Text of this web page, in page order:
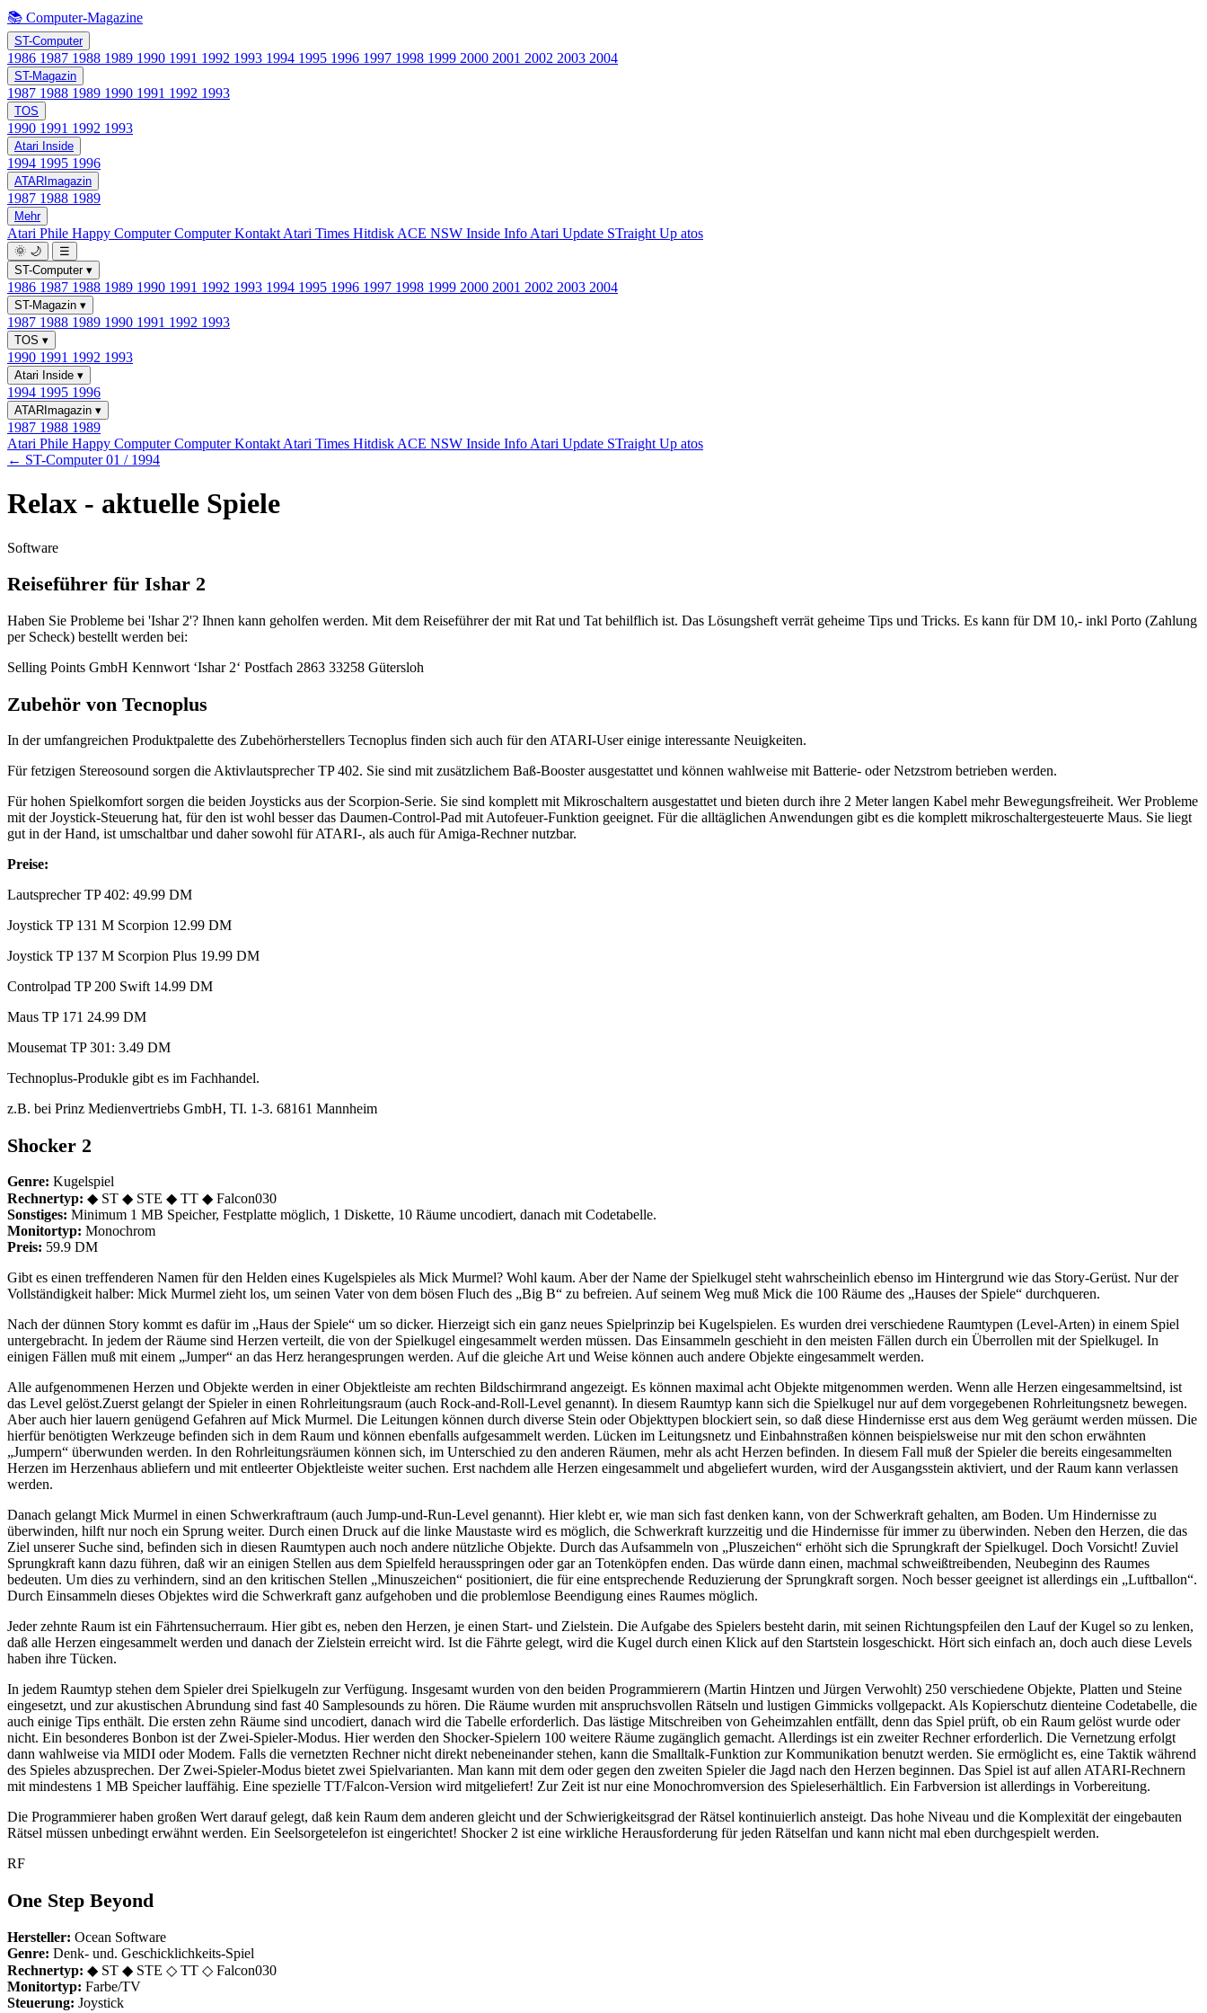
📚 Computer-Magazine
ST-Computer
1986 1987 1988 1989 1990 1991 1992 1993 1994 1995 1996 1997 1998 1999 2000 2001 2002 2003 2004
ST-Magazin
1987 1988 1989 1990 1991 1992 1993
TOS
1990 1991 1992 1993
Atari Inside
1994 1995 1996
ATARImagazin
1987 1988 1989
Mehr
Atari Phile Happy ComputerComputer Kontakt Atari Times Hitdisk ACE NSW Inside Info Atari Update STraight Up atos
🌞 🌙
☰
ST-Computer ▾
1986 1987 1988 1989 1990 1991 1992 1993 1994 1995 1996 1997 1998 1999 2000 2001 2002 2003 2004
ST-Magazin ▾
1987 1988 1989 1990 1991 1992 1993
TOS ▾
1990 1991 1992 1993
Atari Inside ▾
1994 1995 1996
ATARImagazin ▾
1987 1988 1989
Atari Phile Happy ComputerComputer Kontakt Atari Times Hitdisk ACE NSW Inside Info Atari Update STraight Up atos
← ST-Computer 01 / 1994
Relax - aktuelle Spiele
Software
Reiseführer für Ishar 2
Haben Sie Probleme bei 'Ishar 2'? Ihnen kann geholfen werden. Mit dem Reiseführer der mit Rat und Tat behilflich ist. Das Lösungsheft verrät geheime Tips und Tricks. Es kann für DM 10,- inkl Porto (Zahlung
per Scheck) bestellt werden bei:
Selling Points GmbH Kennwort ‘Ishar 2‘ Postfach 2863 33258 Gütersloh
Zubehör von Tecnoplus
In der umfangreichen Produktpalette des Zubehörherstellers Tecnoplus finden sich auch für den ATARI-User einige interessante Neuigkeiten.
Für fetzigen Stereosound sorgen die Aktivlautsprecher TP 402. Sie sind mit zusätzlichem Baß-Booster ausgestattet und können wahlweise mit Batterie- oder Netzstrom betrieben werden.
Für hohen Spielkomfort sorgen die beiden Joysticks aus der Scorpion-Serie. Sie sind komplett mit Mikroschaltern ausgestattet und bieten durch ihre 2 Meter langen Kabel mehr Bewegungsfreiheit. Wer Probleme
mit der Joystick-Steuerung hat, für den ist wohl besser das Daumen-Control-Pad mit Autofeuer-Funktion geeignet. Für die alltäglichen Anwendungen gibt es die komplett mikroschaltergesteuerte Maus. Sie liegt
gut in der Hand, ist umschaltbar und daher sowohl für ATARI-, als auch für Amiga-Rechner nutzbar.
Preise:
Lautsprecher TP 402: 49.99 DM
Joystick TP 131 M Scorpion 12.99 DM
Joystick TP 137 M Scorpion Plus 19.99 DM
Controlpad TP 200 Swift 14.99 DM
Maus TP 171 24.99 DM
Mousemat TP 301: 3.49 DM
Technoplus-Produkle gibt es im Fachhandel.
z.B. bei Prinz Medienvertriebs GmbH, TI. 1-3. 68161 Mannheim
Shocker 2
Genre: Kugelspiel
Rechnertyp: ◆ ST ◆ STE ◆ TT ◆ Falcon030
Sonstiges: Minimum 1 MB Speicher, Festplatte möglich, 1 Diskette, 10 Räume uncodiert, danach mit Codetabelle.
Monitortyp: Monochrom
Preis: 59.9 DM
Gibt es einen treffenderen Namen für den Helden eines Kugelspieles als Mick Murmel? Wohl kaum. Aber der Name der Spielkugel steht wahrscheinlich ebenso im Hintergrund wie das Story-Gerüst. Nur der
Vollständigkeit halber: Mick Murmel zieht los, um seinen Vater von dem bösen Fluch des „Big B“ zu befreien. Auf seinem Weg muß Mick die 100 Räume des „Hauses der Spiele“ durchqueren.
Nach der dünnen Story kommt es dafür im „Haus der Spiele“ um so dicker. Hierzeigt sich ein ganz neues Spielprinzip bei Kugelspielen. Es wurden drei verschiedene Raumtypen (Level-Arten) in einem Spiel
untergebracht. In jedem der Räume sind Herzen verteilt, die von der Spielkugel eingesammelt werden müssen. Das Einsammeln geschieht in den meisten Fällen durch ein Überrollen mit der Spielkugel. In
einigen Fällen muß mit einem „Jumper“ an das Herz herangesprungen werden. Auf die gleiche Art und Weise können auch andere Objekte eingesammelt werden.
Alle aufgenommenen Herzen und Objekte werden in einer Objektleiste am rechten Bildschirmrand angezeigt. Es können maximal acht Objekte mitgenommen werden. Wenn alle Herzen eingesammeltsind, ist
das Level gelöst.Zuerst gelangt der Spieler in einen Rohrleitungsraum (auch Rock-and-Roll-Level genannt). In diesem Raumtyp kann sich die Spielkugel nur auf dem vorgegebenen Rohrleitungsnetz bewegen.
Aber auch hier lauern genügend Gefahren auf Mick Murmel. Die Leitungen können durch diverse Stein oder Objekttypen blockiert sein, so daß diese Hindernisse erst aus dem Weg geräumt werden müssen. Die
hierfür benötigten Werkzeuge befinden sich in dem Raum und können ebenfalls aufgesammelt werden. Lücken im Leitungsnetz und Einbahnstraßen können beispielsweise nur mit den schon erwähnten
„Jumpern“ überwunden werden. In den Rohrleitungsräumen können sich, im Unterschied zu den anderen Räumen, mehr als acht Herzen befinden. In diesem Fall muß der Spieler die bereits eingesammelten
Herzen im Herzenhaus abliefern und mit entleerter Objektleiste weiter suchen. Erst nachdem alle Herzen eingesammelt und abgeliefert wurden, wird der Ausgangsstein aktiviert, und der Raum kann verlassen
werden.
Danach gelangt Mick Murmel in einen Schwerkraftraum (auch Jump-und-Run-Level genannt). Hier klebt er, wie man sich fast denken kann, von der Schwerkraft gehalten, am Boden. Um Hindernisse zu
überwinden, hilft nur noch ein Sprung weiter. Durch einen Druck auf die linke Maustaste wird es möglich, die Schwerkraft kurzzeitig und die Hindernisse für immer zu überwinden. Neben den Herzen, die das
Ziel unserer Suche sind, befinden sich in diesen Raumtypen auch noch andere nützliche Objekte. Durch das Aufsammeln von „Pluszeichen“ erhöht sich die Sprungkraft der Spielkugel. Doch Vorsicht! Zuviel
Sprungkraft kann dazu führen, daß wir an einigen Stellen aus dem Spielfeld herausspringen oder gar an Totenköpfen enden. Das würde dann einen, machmal schweißtreibenden, Neubeginn des Raumes
bedeuten. Um dies zu verhindern, sind an den kritischen Stellen „Minuszeichen“ positioniert, die für eine entsprechende Reduzierung der Sprungkraft sorgen. Noch besser geeignet ist allerdings ein „Luftballon“.
Durch Einsammeln dieses Objektes wird die Schwerkraft ganz aufgehoben und die problemlose Beendigung eines Raumes möglich.
Jeder zehnte Raum ist ein Fährtensucherraum. Hier gibt es, neben den Herzen, je einen Start- und Zielstein. Die Aufgabe des Spielers besteht darin, mit seinen Richtungspfeilen den Lauf der Kugel so zu lenken,
daß alle Herzen eingesammelt werden und danach der Zielstein erreicht wird. Ist die Fährte gelegt, wird die Kugel durch einen Klick auf den Startstein losgeschickt. Hört sich einfach an, doch auch diese Levels
haben ihre Tücken.
In jedem Raumtyp stehen dem Spieler drei Spielkugeln zur Verfügung. Insgesamt wurden von den beiden Programmierern (Martin Hintzen und Jürgen Verwohlt) 250 verschiedene Objekte, Platten und Steine
eingesetzt, und zur akustischen Abrundung sind fast 40 Samplesounds zu hören. Die Räume wurden mit anspruchsvollen Rätseln und lustigen Gimmicks vollgepackt. Als Kopierschutz dienteine Codetabelle, die
auch einige Tips enthält. Die ersten zehn Räume sind uncodiert, danach wird die Tabelle erforderlich. Das lästige Mitschreiben von Geheimzahlen entfällt, denn das Spiel prüft, ob ein Raum gelöst wurde oder
nicht. Ein besonderes Bonbon ist der Zwei-Spieler-Modus. Hier werden den Shocker-Spielern 100 weitere Räume zugänglich gemacht. Allerdings ist ein zweiter Rechner erforderlich. Die Vernetzung erfolgt
dann wahlweise via MIDI oder Modem. Falls die vernetzten Rechner nicht direkt nebeneinander stehen, kann die Smalltalk-Funktion zur Kommunikation benutzt werden. Sie ermöglicht es, eine Taktik während
des Spieles abzusprechen. Der Zwei-Spieler-Modus bietet zwei Spielvarianten. Man kann mit dem oder gegen den zweiten Spieler die Jagd nach den Herzen beginnen. Das Spiel ist auf allen ATARI-Rechnern
mit mindestens 1 MB Speicher lauffähig. Eine spezielle TT/Falcon-Version wird mitgeliefert! Zur Zeit ist nur eine Monochromversion des Spieleserhältlich. Ein Farbversion ist allerdings in Vorbereitung.
Die Programmierer haben großen Wert darauf gelegt, daß kein Raum dem anderen gleicht und der Schwierigkeitsgrad der Rätsel kontinuierlich ansteigt. Das hohe Niveau und die Komplexität der eingebauten
Rätsel müssen unbedingt erwähnt werden. Ein Seelsorgetelefon ist eingerichtet! Shocker 2 ist eine wirkliche Herausforderung für jeden Rätselfan und kann nicht mal eben durchgespielt werden.
RF
One Step Beyond
Hersteller: Ocean Software
Genre: Denk- und. Geschicklichkeits-Spiel
Rechnertyp: ◆ ST ◆ STE ◇ TT ◇ Falcon030
Monitortyp: Farbe/TV
Steuerung: Joystick